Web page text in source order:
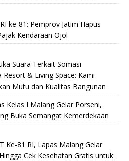
ke-81: Pemprov Jatim Hapus
Kendaraan Ojol
Suara Terkait Somasi
Resort & Living Space: Kami
Mutu dan Kualitas Bangunan
Kelas I Malang Gelar Porseni,
Buka Semangat Kemerdekaan
Ke-81 RI, Lapas Malang Gelar
Cek Kesehatan Gratis untuk